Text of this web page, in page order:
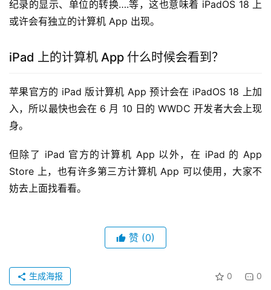
纪录的显示、单位的转换….等，这也意味着 iPadOS 18 上
或许会有独立的计算机 App 出现。
iPad 上的计算机 App 什么时候会看到？
苹果官方的 iPad 版计算机 App 预计会在 iPadOS 18 上加
入，所以最快也会在 6 月 10 日的 WWDC 开发者大会上现
身。
但除了 iPad 官方的计算机 App 以外，在 iPad 的 App
Store 上，也有许多第三方计算机 App 可以使用，大家不
妨去上面找看看。
赞 (0)
0 0
生成海报